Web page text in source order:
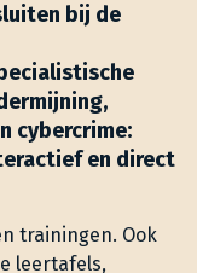
bij de
cybercrime:
en direct
trainingen. Ook
leertafels,